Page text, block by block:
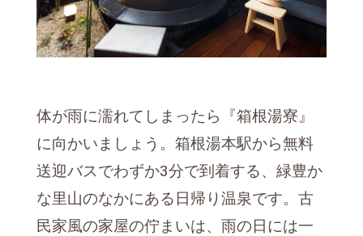
体が雨に濡れてしまったら『箱根湯寮』
に向かいましょう。箱根湯本駅から無料
送迎バスでわずか3分で到着する、緑豊か
な里山のなかにある日帰り温泉です。古
民家風の家屋の佇まいは、雨の日には一